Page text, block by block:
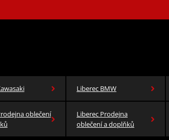
Liberec BMW
oblečení
Liberec Prodejna
oblečení a doplňků